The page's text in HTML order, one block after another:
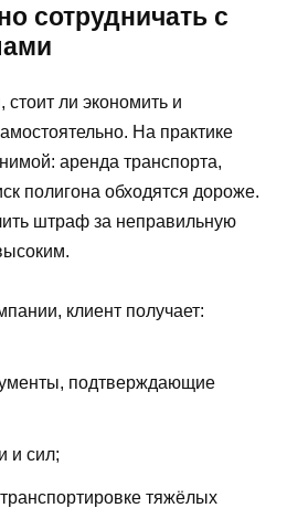
сотрудничать с
ли экономить и
На практике
аренда транспорта,
полигона обходятся дороже.
штраф за неправильную
клиент получает:
подтверждающие
и сил;
тяжёлых